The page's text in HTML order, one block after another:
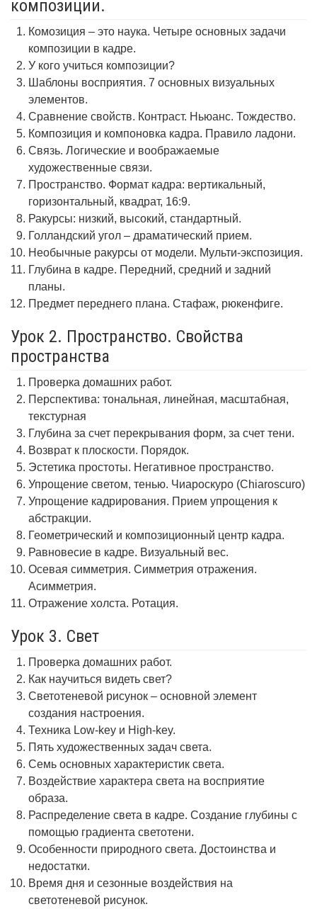
композиции.
Комозиция – это наука. Четыре основных задачи
композиции в кадре.
У кого учиться композиции?
Шаблоны восприятия. 7 основных визуальных
элементов.
Сравнение свойств. Контраст. Ньюанс. Тождество.
Композиция и компоновка кадра. Правило ладони.
Связь. Логические и воображаемые
художественные связи.
Пространство. Формат кадра: вертикальный,
горизонтальный, квадрат, 16:9.
Ракурсы: низкий, высокий, стандартный.
Голландский угол – драматический прием.
Необычные ракурсы от модели. Мульти-экспозиция.
Глубина в кадре. Передний, средний и задний
планы.
Предмет переднего плана. Стафаж, рюкенфиге.
Урок 2. Пространство. Свойства
пространства
Проверка домашних работ.
Перспектива: тональная, линейная, масштабная,
текстурная
Глубина за счет перекрывания форм, за счет тени.
Возврат к плоскости. Порядок.
Эстетика простоты. Негативное пространство.
Упрощение светом, тенью. Чиароскуро (Chiaroscuro)
Упрощение кадрирования. Прием упрощения к
абстракции.
Геометрический и композиционный центр кадра.
Равновесие в кадре. Визуальный вес.
Осевая симметрия. Симметрия отражения.
Асимметрия.
Отражение холста. Ротация.
Урок 3. Свет
Проверка домашних работ.
Как научиться видеть свет?
Светотеневой рисунок – основной элемент
создания настроения.
Техника Low-key и High-key.
Пять художественных задач света.
Семь основных характеристик света.
Воздействие характера света на восприятие
образа.
Распределение света в кадре. Создание глубины с
помощью градиента светотени.
Особенности природного света. Достоинства и
недостатки.
Время дня и сезонные воздействия на
светотеневой рисунок.